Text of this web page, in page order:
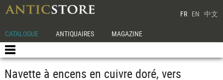
FR EN 中文
CATALOGUE ANTIQUAIRES MAGAZINE
Navette à encens en cuivre doré, vers